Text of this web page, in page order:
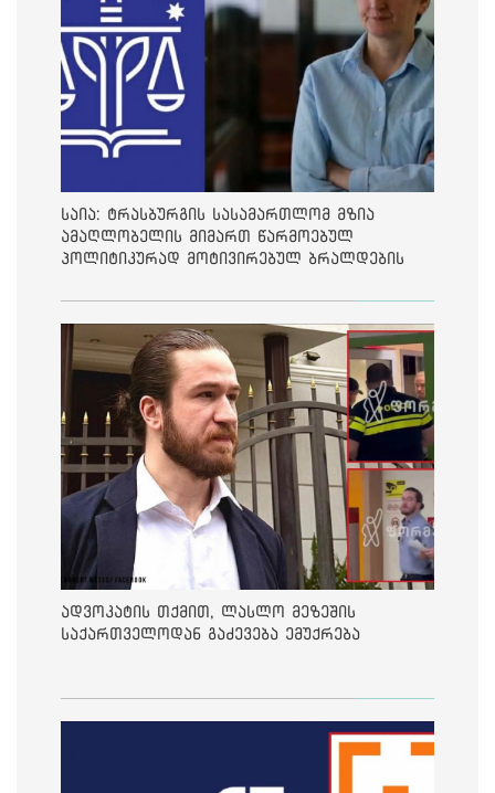
საია: ტრასბურგის სასამართლომ მზია
ამაღლობელის მიმართ წარმოებულ
პოლიტიკურად მოტივირებულ ბრალდების
ადვოკატის თქმით, ლასლო მეზეშის
საქართველოდან გაძევება ემუქრება